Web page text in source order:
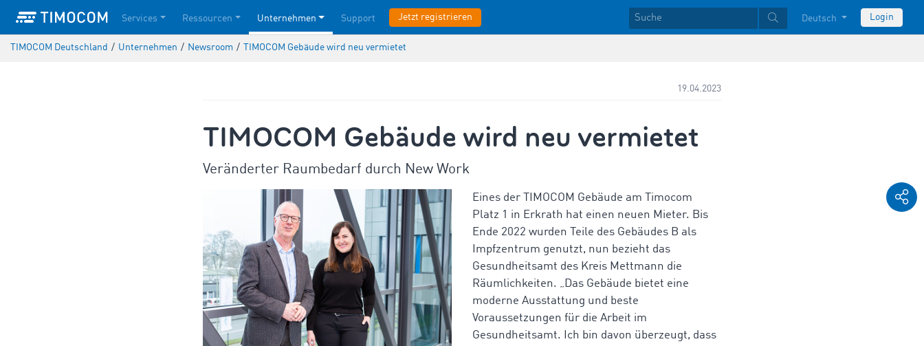
Services Ressourcen Unternehmen Support Jetzt registrieren Deutsch Login
TIMOCOM Deutschland / Unternehmen / Newsroom / TIMOCOM Gebäude wird neu vermietet
19.04.2023
TIMOCOM Gebäude wird neu vermietet
Veränderter Raumbedarf durch New Work
Eines der TIMOCOM Gebäude am Timocom
Platz 1 in Erkrath hat einen neuen Mieter. Bis
Ende 2022 wurden Teile des Gebäudes B als
Impfzentrum genutzt, nun bezieht das
Gesundheitsamt des Kreis Mettmann die
Räumlichkeiten. „Das Gebäude bietet eine
moderne Ausstattung und beste
Voraussetzungen für die Arbeit im
Gesundheitsamt. Ich bin davon überzeugt, dass